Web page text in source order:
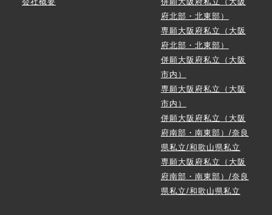
府北部・北東部）
専願大阪府私立（大阪
府北部・北東部）
併願大阪府私立（大阪
市内）
専願大阪府私立（大阪
市内）
併願大阪府私立（大阪
府南部・南東部）/奈良
県私立/和歌山県私立
専願大阪府私立（大阪
府南部・南東部）/奈良
県私立/和歌山県私立